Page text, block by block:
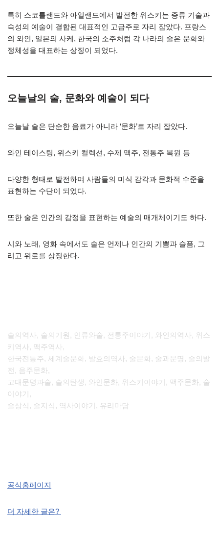
특히 스코틀랜드와 아일랜드에서 발전한 위스키는 증류 기술과
숙성의 예술이 결합된 대표적인 고급주로 자리 잡았다. 프랑스
의 와인, 일본의 사케, 한국의 소주처럼 각 나라의 술은 문화와
정체성을 대표하는 상징이 되었다.
오늘날의 술, 문화와 예술이 되다
오늘날 술은 단순한 음료가 아니라 ‘문화’로 자리 잡았다.
와인 테이스팅, 위스키 컬렉션, 수제 맥주, 전통주 복원 등
다양한 형태로 발전하며 사람들의 미식 감각과 문화적 수준을
표현하는 수단이 되었다.
또한 술은 인간의 감정을 표현하는 예술의 매개체이기도 하다.
시와 노래, 영화 속에서도 술은 언제나 인간의 기쁨과 슬픔, 그
리고 위로를 상징한다.
술의역사, 술의기원, 인류와술, 전통주이야기, 와인의역사, 위스
키역사, 맥주역사,
한국전통주, 세계술문화, 발효의역사, 술문화, 술과문명, 술의발
전, 음주문화,
고대문명과술, 술의탄생, 와인문화, 위스키이야기, 맥주문화, 술
이야기,
술상식, 술지식, 역사이야기, 유리마담
공식홈페이지
더 자세한 글은?